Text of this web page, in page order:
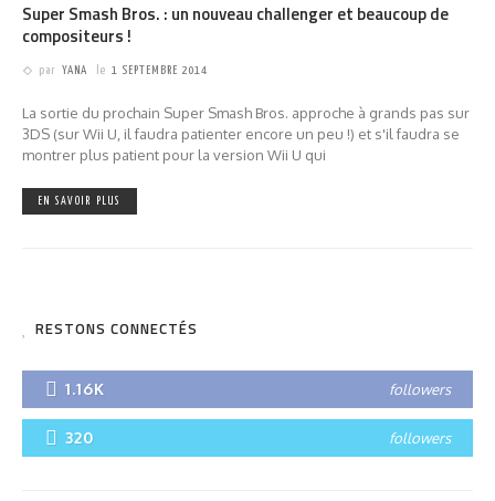
Super Smash Bros. : un nouveau challenger et beaucoup de
compositeurs !
par YANA le 1 SEPTEMBRE 2014
La sortie du prochain Super Smash Bros. approche à grands pas sur
3DS (sur Wii U, il faudra patienter encore un peu !) et s'il faudra se
montrer plus patient pour la version Wii U qui
EN SAVOIR PLUS
RESTONS CONNECTÉS
1.16K followers
320 followers